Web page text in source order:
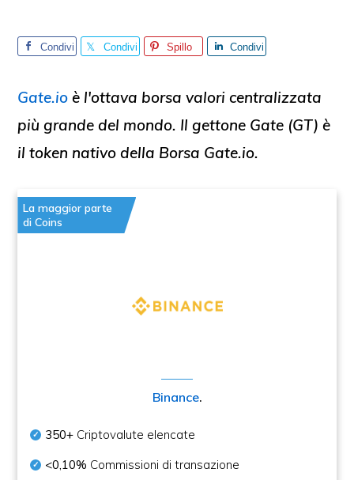
Condivi
Condivi
Spillo
Condivi
Gate.io è l'ottava borsa valori centralizzata
più grande del mondo. Il gettone Gate (GT) è
il token nativo della Borsa Gate.io.
La maggior parte
di Coins
Binance.
350+ Criptovalute elencate
<0,10% Commissioni di transazione